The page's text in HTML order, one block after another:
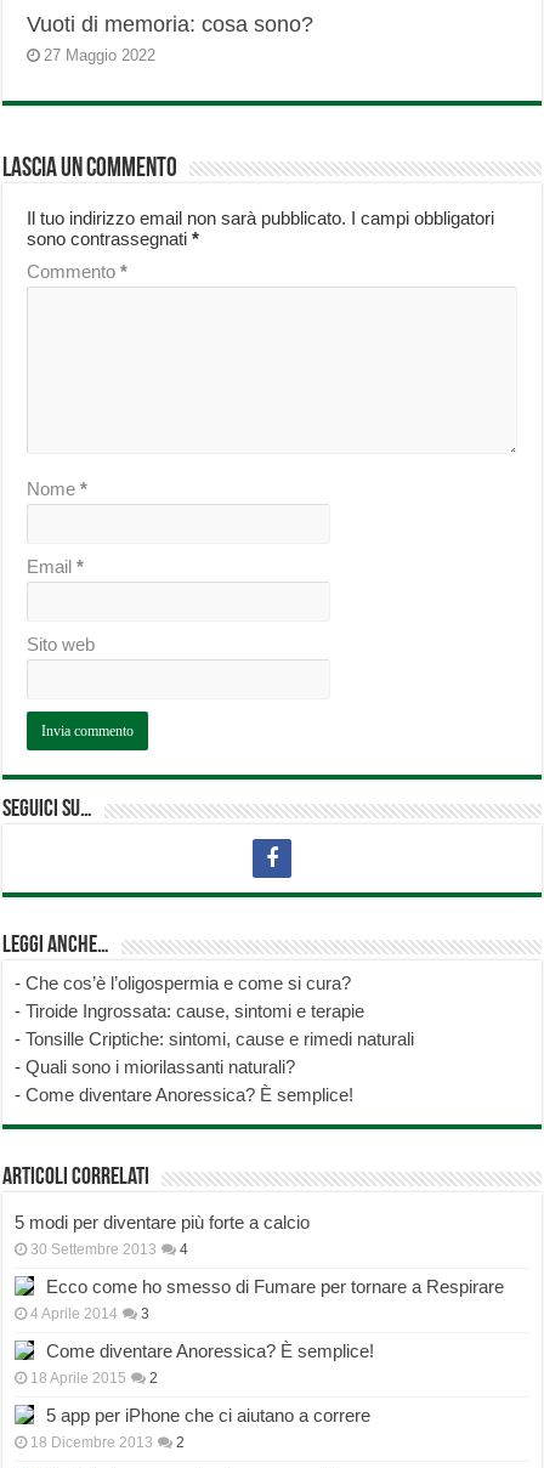
Vuoti di memoria: cosa sono?
27 Maggio 2022
Lascia un commento
Il tuo indirizzo email non sarà pubblicato. I campi obbligatori
sono contrassegnati*
Commento*
Nome*
Email*
Sito web
Seguici su…
Leggi anche…
-Che cos’è l’oligospermia e come si cura?
-Tiroide Ingrossata: cause, sintomi e terapie
-Tonsille Criptiche: sintomi, cause e rimedi naturali
-Quali sono i miorilassanti naturali?
-Come diventare Anoressica? È semplice!
Articoli correlati
5 modi per diventare più forte a calcio
30 Settembre 2013 4
Ecco come ho smesso di Fumare per tornare a Respirare
4 Aprile 2014 3
Come diventare Anoressica? È semplice!
18 Aprile 2015 2
5 app per iPhone che ci aiutano a correre
18 Dicembre 2013 2